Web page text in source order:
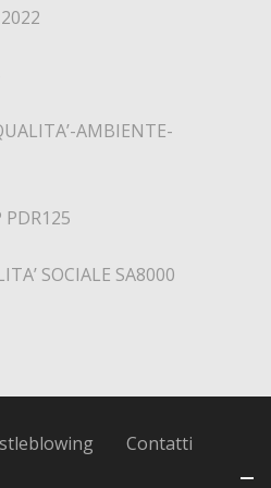
AMBIENTE-
SOCIALE SA8000
Contatti